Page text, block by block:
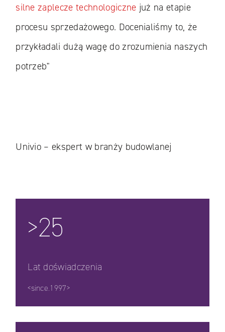
silne zaplecze technologiczne już na etapie
procesu sprzedażowego. Docenialiśmy to, że
przykładali dużą wagę do zrozumienia naszych
potrzeb"
Univio – ekspert w branży budowlanej
>25
Lat doświadczenia
<since.1997>